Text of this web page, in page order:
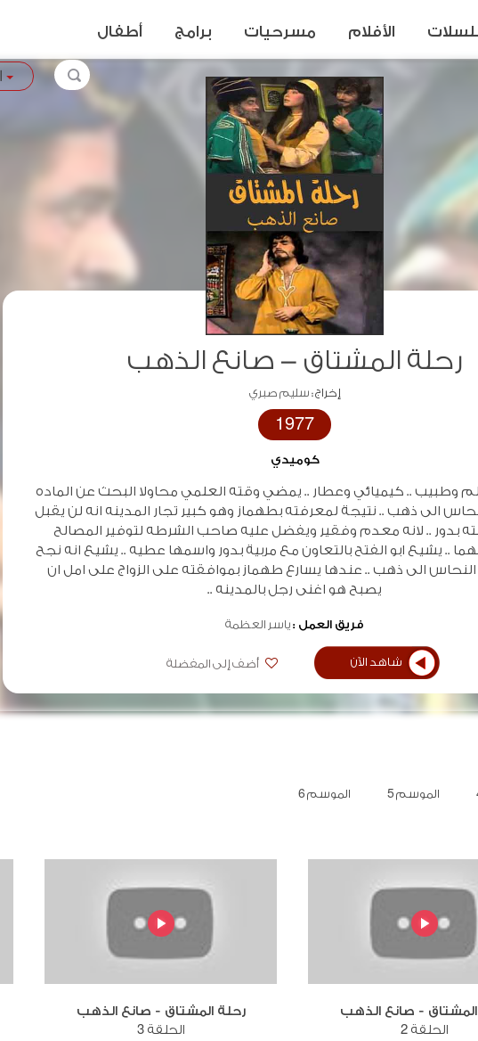
رحلة المشتاق - صانع الذهب
إخراج :سليم صبري
1977
كوميدي
وطبيب .. كيميائي وعطار .. يمضي وقته العلمي محاولا البحث عن الماده
الى ذهب .. نتيجة لمعرفته بطهماز وهو كبير تجار المدينه انه لن يقبل
بدور .. لانه معدم وفقير ويفضل عليه صاحب الشرطه لتوفير المصالح
.. يشيع ابو الفتح بالتعاون مع مربية بدور واسمها عطيه .. يشيع انه نجح
الى ذهب .. عندها يسارع طهماز بموافقته على الزواج على امل ان
يصبح هو اغنى رجل بالمدينه ..
فريق العمل :ياسر العظمة
شاهد الآن أضف إلى المفضلة
الموسم 5 الموسم 6
- صانع الذهب
الحلقة 2
رحلة المشتاق - صانع الذهب
الحلقة 3
الأفلام مسرحيات برامج أطفال